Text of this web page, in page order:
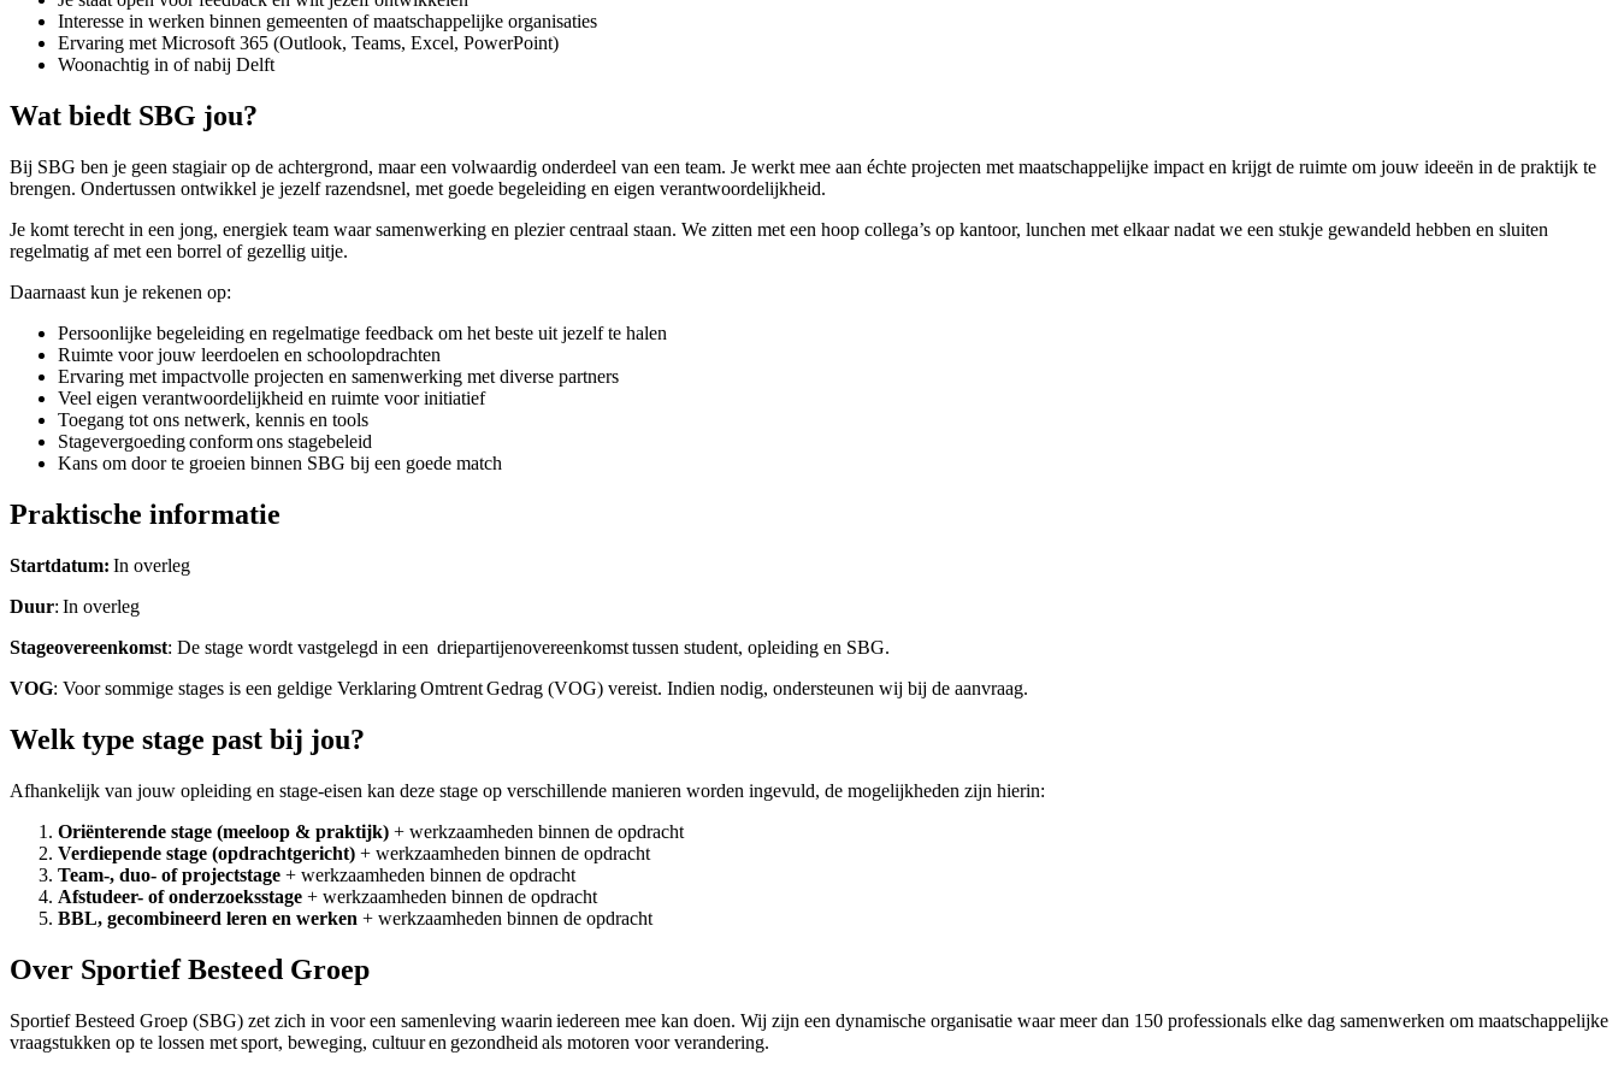
Interesse in werken binnen gemeenten of maatschappelijke organisaties
Ervaring met Microsoft 365 (Outlook, Teams, Excel, PowerPoint)
Woonachtig in of nabij Delft
Wat biedt SBG jou?
Bij SBG ben je geen stagiair op de achtergrond, maar een volwaardig onderdeel van een team. Je werkt mee aan échte projecten met maatschappelijke impact en krijgt de ruimte om jouw ideeën in de praktijk te
brengen. Ondertussen ontwikkel je jezelf razendsnel, met goede begeleiding en eigen verantwoordelijkheid.
Je komt terecht in een jong, energiek team waar samenwerking en plezier centraal staan. We zitten met een hoop collega’s op kantoor, lunchen met elkaar nadat we een stukje gewandeld hebben en sluiten
regelmatig af met een borrel of gezellig uitje.
Daarnaast kun je rekenen op:
Persoonlijke begeleiding en regelmatige feedback om het beste uit jezelf te halen
Ruimte voor jouw leerdoelen en schoolopdrachten
Ervaring met impactvolle projecten en samenwerking met diverse partners
Veel eigen verantwoordelijkheid en ruimte voor initiatief
Toegang tot ons netwerk, kennis en tools
Stagevergoeding conform ons stagebeleid
Kans om door te groeien binnen SBG bij een goede match
Praktische informatie
Startdatum: In overleg
Duur: In overleg
Stageovereenkomst: De stage wordt vastgelegd in een driepartijenovereenkomst tussen student, opleiding en SBG.
VOG: Voor sommige stages is een geldige Verklaring Omtrent Gedrag (VOG) vereist. Indien nodig, ondersteunen wij bij de aanvraag.
Welk type stage past bij jou?
Afhankelijk van jouw opleiding en stage-eisen kan deze stage op verschillende manieren worden ingevuld, de mogelijkheden zijn hierin:
Oriënterende stage (meeloop & praktijk) + werkzaamheden binnen de opdracht
Verdiepende stage (opdrachtgericht) + werkzaamheden binnen de opdracht
Team-, duo- of projectstage + werkzaamheden binnen de opdracht
Afstudeer- of onderzoeksstage + werkzaamheden binnen de opdracht
BBL, gecombineerd leren en werken + werkzaamheden binnen de opdracht
Over Sportief Besteed Groep
Sportief Besteed Groep (SBG) zet zich in voor een samenleving waarin iedereen mee kan doen. Wij zijn een dynamische organisatie waar meer dan 150 professionals elke dag samenwerken om maatschappelijke
vraagstukken op te lossen met sport, beweging, cultuur en gezondheid als motoren voor verandering.